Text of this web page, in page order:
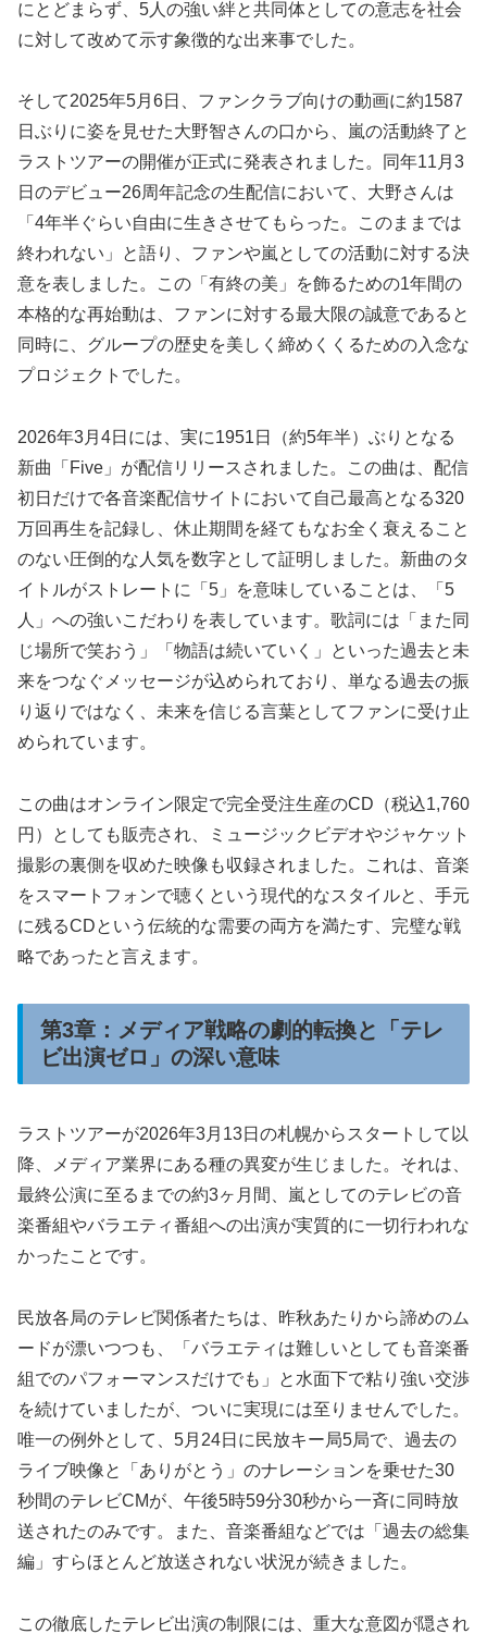
にとどまらず、5人の強い絆と共同体としての意志を社会
に対して改めて示す象徴的な出来事でした。
そして2025年5月6日、ファンクラブ向けの動画に約1587
日ぶりに姿を見せた大野智さんの口から、嵐の活動終了と
ラストツアーの開催が正式に発表されました。同年11月3
日のデビュー26周年記念の生配信において、大野さんは
「4年半ぐらい自由に生きさせてもらった。このままでは
終われない」と語り、ファンや嵐としての活動に対する決
意を表しました。この「有終の美」を飾るための1年間の
本格的な再始動は、ファンに対する最大限の誠意であると
同時に、グループの歴史を美しく締めくくるための入念な
プロジェクトでした。
2026年3月4日には、実に1951日（約5年半）ぶりとなる
新曲「Five」が配信リリースされました。この曲は、配信
初日だけで各音楽配信サイトにおいて自己最高となる320
万回再生を記録し、休止期間を経てもなお全く衰えること
のない圧倒的な人気を数字として証明しました。新曲のタ
イトルがストレートに「5」を意味していることは、「5
人」への強いこだわりを表しています。歌詞には「また同
じ場所で笑おう」「物語は続いていく」といった過去と未
来をつなぐメッセージが込められており、単なる過去の振
り返りではなく、未来を信じる言葉としてファンに受け止
められています。
この曲はオンライン限定で完全受注生産のCD（税込1,760
円）としても販売され、ミュージックビデオやジャケット
撮影の裏側を収めた映像も収録されました。これは、音楽
をスマートフォンで聴くという現代的なスタイルと、手元
に残るCDという伝統的な需要の両方を満たす、完璧な戦
略であったと言えます。
第3章：メディア戦略の劇的転換と「テレ
ビ出演ゼロ」の深い意味
ラストツアーが2026年3月13日の札幌からスタートして以
降、メディア業界にある種の異変が生じました。それは、
最終公演に至るまでの約3ヶ月間、嵐としてのテレビの音
楽番組やバラエティ番組への出演が実質的に一切行われな
かったことです。
民放各局のテレビ関係者たちは、昨秋あたりから諦めのム
ードが漂いつつも、「バラエティは難しいとしても音楽番
組でのパフォーマンスだけでも」と水面下で粘り強い交渉
を続けていましたが、ついに実現には至りませんでした。
唯一の例外として、5月24日に民放キー局5局で、過去の
ライブ映像と「ありがとう」のナレーションを乗せた30
秒間のテレビCMが、午後5時59分30秒から一斉に同時放
送されたのみです。また、音楽番組などでは「過去の総集
編」すらほとんど放送されない状況が続きました。
この徹底したテレビ出演の制限には、重大な意図が隠され